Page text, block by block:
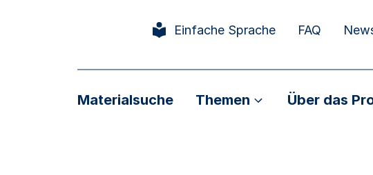
Einfache Sprache FAQ
Materialsuche Themen Über das